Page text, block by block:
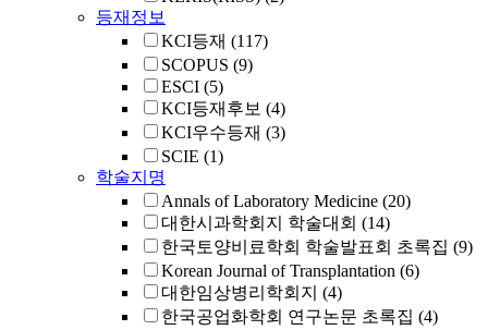
등재정보
KCI등재 (117)
SCOPUS (9)
ESCI (5)
KCI등재후보 (4)
KCI우수등재 (3)
SCIE (1)
학술지명
Annals of Laboratory Medicine (20)
대한시과학회지 학술대회 (14)
한국토양비료학회 학술발표회 초록집 (9)
Korean Journal of Transplantation (6)
대한임상병리학회지 (4)
한국공업화학회 연구논문 초록집 (4)